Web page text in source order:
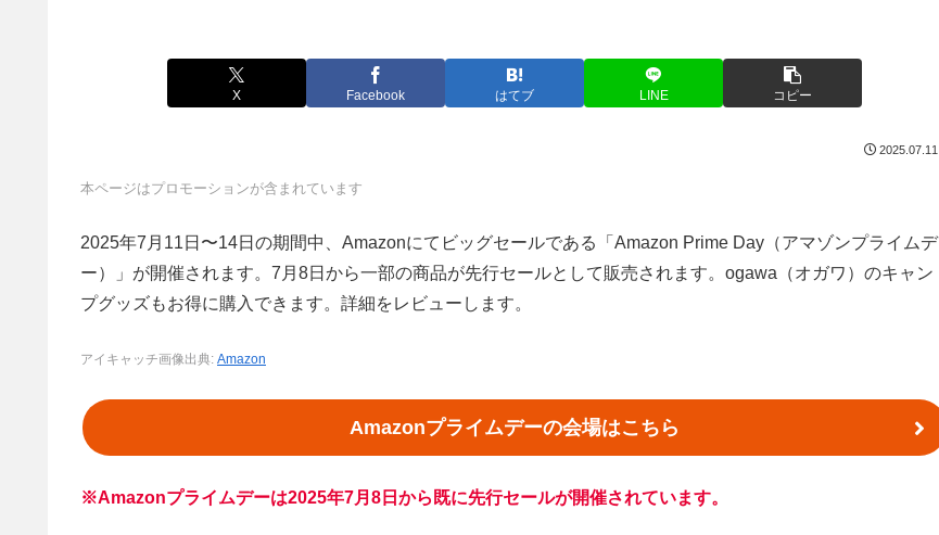
X Facebook はてブ LINE コピー
2025.07.11
本ページはプロモーションが含まれています
2025年7月11日〜14日の期間中、Amazonにてビッグセールである「Amazon Prime Day（アマゾンプライムデ
ー）」が開催されます。7月8日から一部の商品が先行セールとして販売されます。ogawa（オガワ）のキャン
プグッズもお得に購入できます。詳細をレビューします。
アイキャッチ画像出典: Amazon
Amazonプライムデーの会場はこちら
※Amazonプライムデーは2025年7月8日から既に先行セールが開催されています。